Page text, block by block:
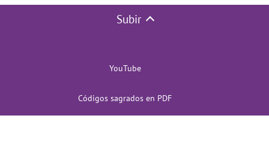
Subir
YouTube
Códigos sagrados en PDF